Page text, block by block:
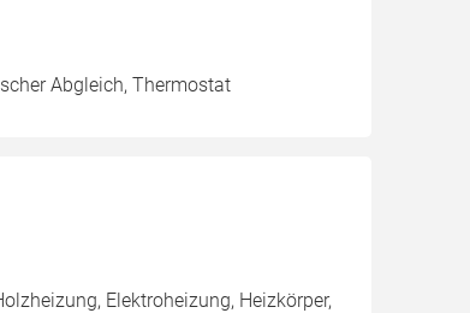
Abgleich, Thermostat
Elektroheizung, Heizkörper,